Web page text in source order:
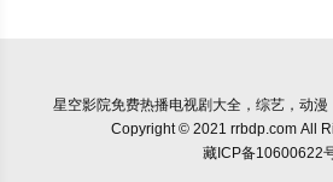
星空影院免费热播电视剧大全，综艺，动
Copyright © 2021 rrbdp.com All
藏ICP备10600622